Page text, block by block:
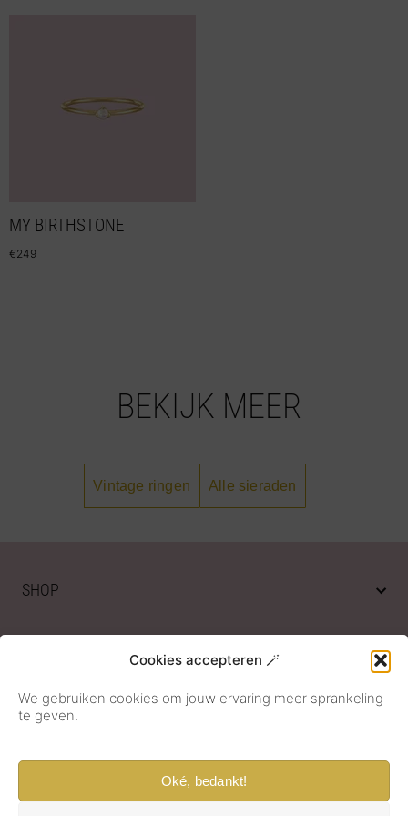
Cookies accepteren 🪄
We gebruiken cookies om jouw ervaring meer sprankeling
te geven.
Oké, bedankt!
MY BIRTHSTONE
€249
BEKIJK MEER
Vintage ringen Alle sieraden
SHOP
KLANTENSERVICE